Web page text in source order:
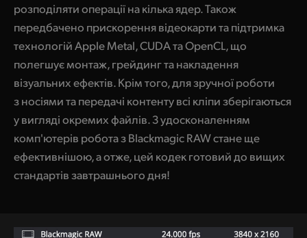
розподіляти операції на кілька ядер. Також
передбачено прискорення відеокарти та підтримка
технологій Apple Metal, CUDA та OpenCL, що
полегшує монтаж, грейдинг та накладення
візуальних ефектів. Крім того, для зручної роботи
з носіями та передачі контенту всі кліпи зберігаються
у вигляді окремих файлів. З удосконаленням
комп'ютерів робота з Blackmagic RAW стане ще
ефективнішою, а отже, цей кодек готовий до вищих
стандартів завтрашнього дня!